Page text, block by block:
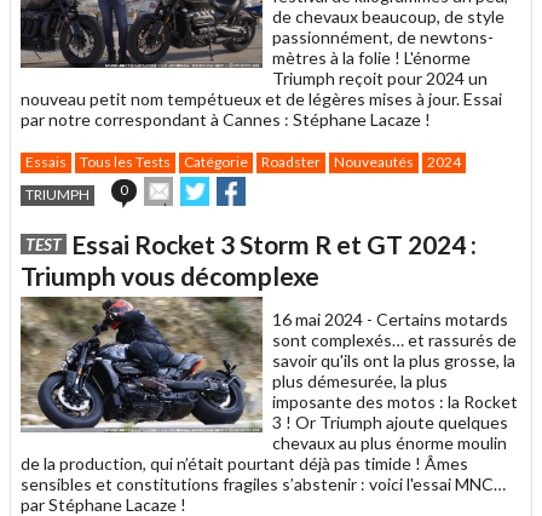
de chevaux beaucoup, de style
passionnément, de newtons-
mètres à la folie ! L'énorme
Triumph reçoit pour 2024 un
nouveau petit nom tempétueux et de légères mises à jour. Essai
par notre correspondant à Cannes : Stéphane Lacaze !
Essais Tous les Tests Catégorie Roadster Nouveautés
2024
TRIUMPH
0
Envoyer
cet
à
un
ami
Partager
sur sur
TEST Essai Rocket 3 Storm R et GT 2024 :
Triumph vous décomplexe
16 mai 2024 - Certains motards
sont complexés… et rassurés de
savoir qu'ils ont la plus grosse, la
plus démesurée, la plus
imposante des motos : la Rocket
3 ! Or Triumph ajoute quelques
chevaux au plus énorme moulin
de la production, qui n’était pourtant déjà pas timide ! Âmes
sensibles et constitutions fragiles s’abstenir : voici l'essai MNC…
par Stéphane Lacaze !